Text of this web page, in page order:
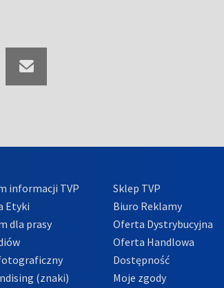
informacji TVP
Etyki
dla prasy
(znaki)
Sklep TVP
Biuro Reklamy
Oferta Dystrybucyjna
Oferta Handlowa
Dostępność
Moje zgody